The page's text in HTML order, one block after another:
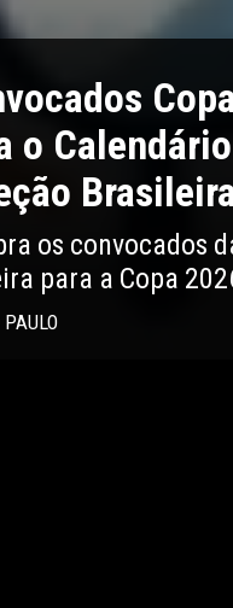
o
os convocados
para a Copa
PAULO